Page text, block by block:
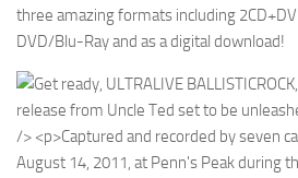
three amazing formats including
DVD/Blu-Ray and as a digital download!